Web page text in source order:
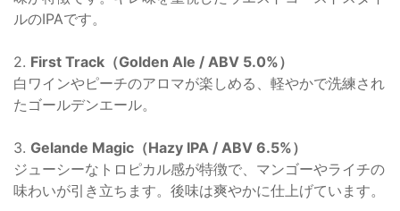
ルのIPAです。
2. First Track（Golden Ale / ABV 5.0%）
白ワインやピーチのアロマが楽しめる、軽やかで洗練され
たゴールデンエール。
3. Gelande Magic（Hazy IPA / ABV 6.5%）
ジューシーなトロピカル感が特徴で、マンゴーやライチの
味わいが引き立ちます。後味は爽やかに仕上げています。